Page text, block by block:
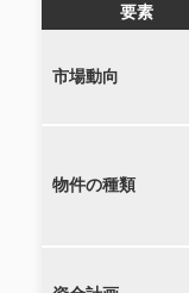
要素
市場動向
物件の種類